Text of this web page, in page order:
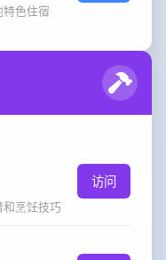
色住宿
和烹饪技巧
访问